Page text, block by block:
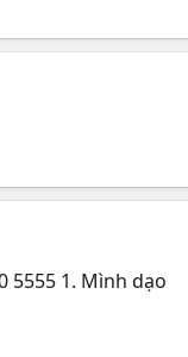
5555 1. Mình dạo